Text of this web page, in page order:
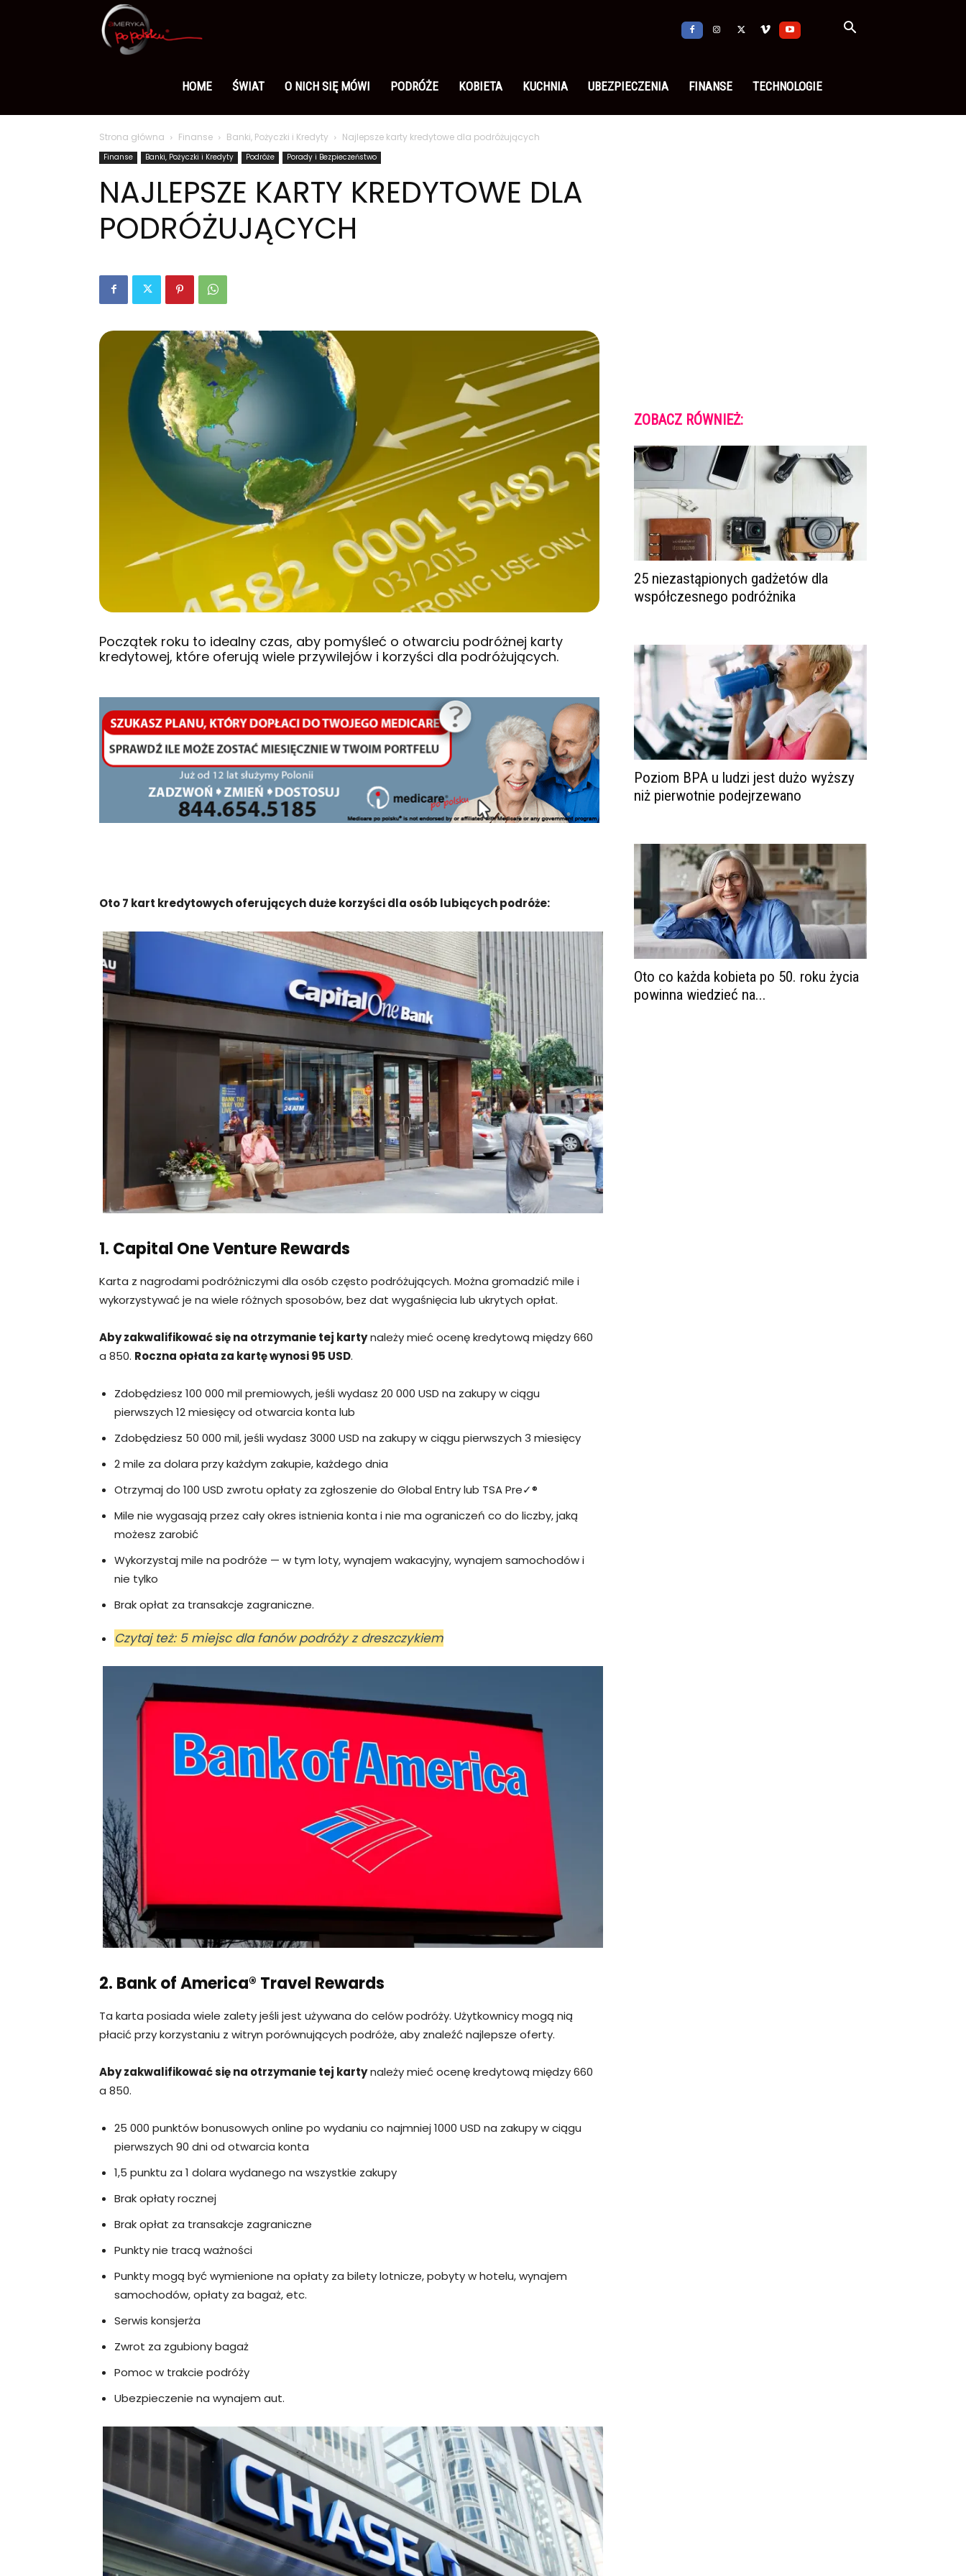
po
polsku
HOME ŚWIAT O NICH SIĘ MÓWI PODRÓŻE KOBIETA KUCHNIA UBEZPIECZENIA FINANSE TECHNOLOGIE
Strona główna Finanse Banki, Pożyczki i Kredyty Najlepsze karty kredytowe dla podróżujących
Finanse Banki, Pożyczki i Kredyty Podróże Porady i Bezpieczeństwo
NAJLEPSZE KARTY KREDYTOWE DLA
PODRÓŻUJĄCYCH
Początek roku to idealny czas, aby pomyśleć o otwarciu podróżnej karty
kredytowej, które oferują wiele przywilejów i korzyści dla podróżujących.
Oto 7 kart kredytowych oferujących duże korzyści dla osób lubiących podróże:
1. Capital One Venture Rewards
Karta z nagrodami podróżniczymi dla osób często podróżujących. Można gromadzić mile i
wykorzystywać je na wiele różnych sposobów, bez dat wygaśnięcia lub ukrytych opłat.
Aby zakwalifikować się na otrzymanie tej kartynależy mieć ocenę kredytową między 660
a 850. Roczna opłata za kartę wynosi 95 USD.
Zdobędziesz 100 000 mil premiowych, jeśli wydasz 20 000 USD na zakupy w ciągu
pierwszych 12 miesięcy od otwarcia konta lub
Zdobędziesz 50 000 mil, jeśli wydasz 3000 USD na zakupy w ciągu pierwszych 3 miesięcy
2 mile za dolara przy każdym zakupie, każdego dnia
Otrzymaj do 100 USD zwrotu opłaty za zgłoszenie do Global Entry lub TSA Pre✓®
Mile nie wygasają przez cały okres istnienia konta i nie ma ograniczeń co do liczby, jaką
możesz zarobić
Wykorzystaj mile na podróże — w tym loty, wynajem wakacyjny, wynajem samochodów i
nie tylko
Brak opłat za transakcje zagraniczne.
Czytaj też: 5 miejsc dla fanów podróży z dreszczykiem
2. Bank of America® Travel Rewards
Ta karta posiada wiele zalety jeśli jest używana do celów podróży. Użytkownicy mogą nią
płacić przy korzystaniu z witryn porównujących podróże, aby znaleźć najlepsze oferty.
Aby zakwalifikować się na otrzymanie tej kartynależy mieć ocenę kredytową między 660
a 850.
25 000 punktów bonusowych online po wydaniu co najmniej 1000 USD na zakupy w ciągu
pierwszych 90 dni od otwarcia konta
1,5 punktu za 1 dolara wydanego na wszystkie zakupy
Brak opłaty rocznej
Brak opłat za transakcje zagraniczne
Punkty nie tracą ważności
Punkty mogą być wymienione na opłaty za bilety lotnicze, pobyty w hotelu, wynajem
samochodów, opłaty za bagaż, etc.
Serwis konsjerża
Zwrot za zgubiony bagaż
Pomoc w trakcie podróży
Ubezpieczenie na wynajem aut.
ZOBACZ RÓWNIEŻ:
25 niezastąpionych gadżetów dla
współczesnego podróżnika
Poziom BPA u ludzi jest dużo wyższy
niż pierwotnie podejrzewano
Oto co każda kobieta po 50. roku życia
powinna wiedzieć na...